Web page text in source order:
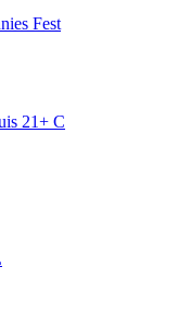
Fest
21+ C